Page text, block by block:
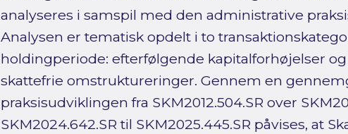
analyseres i samspil med den administrative
Analysen er tematisk opdelt i to
holdingperiode: efterfølgende kapitalforhøjelser
skattefrie omstruktureringer. Gennem en
praksisudviklingen fra SKM2012.504.SR over
SKM2024.642.SR til SKM2025.445.SR påvises, at